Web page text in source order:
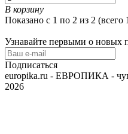
В корзину
Показано с 1 по 2 из 2 (всего
Узнавайте первыми о новых
Подписаться
europika.ru - ЕВРОПИКА -
2026